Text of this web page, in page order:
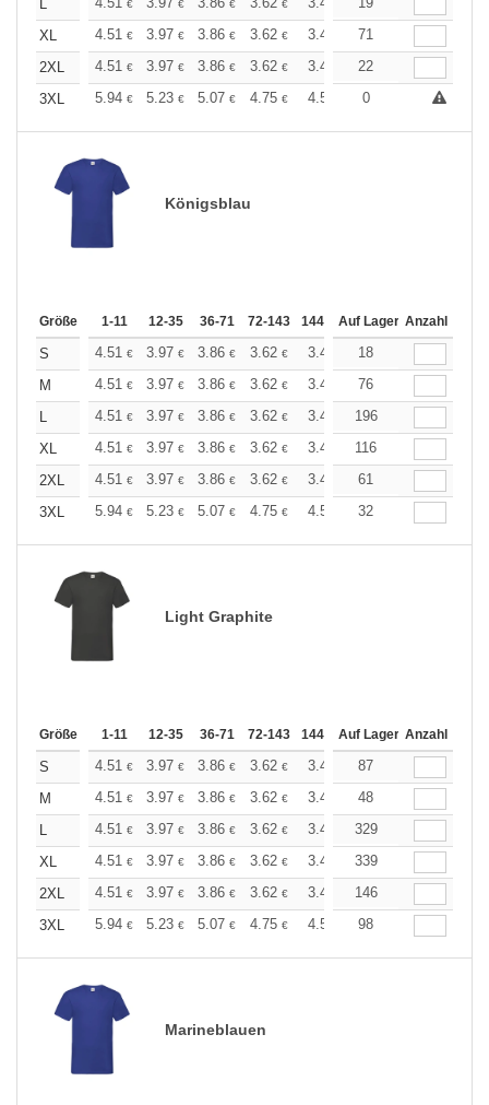
L
€ € € €
XL
4.51 € 3.97 € 3.86 € 3.62 € 3.44 3.37
71
2XL
4.51 € 3.97 € 3.86 € 3.62 € 3.44 3.37
22
3XL
5.94 € 5.23 € 5.07 € 4.75 € 4.51 4.43 +
0
Königsblau
Größe 1-11 12-35 36-71 72-143 144-287 288 + Mehr
Auf Lager Anzahl
S 4.51 € 3.97 € 3.86 € 3.62 € 3.44 3.37
18
M
4.51 € 3.97 € 3.86 € 3.62 € 3.44 3.37
76
L
4.51 € 3.97 € 3.86 € 3.62 € 3.44 3.37
196
XL
4.51 € 3.97 € 3.86 € 3.62 € 3.44 3.37
116
2XL
4.51 € 3.97 € 3.86 € 3.62 € 3.44 3.37
61
3XL
5.94 € 5.23 € 5.07 € 4.75 € 4.51 4.43
32
Light Graphite
Größe 1-11 12-35 36-71 72-143 144-287 288 + Mehr
Auf Lager Anzahl
S 4.51 € 3.97 € 3.86 € 3.62 € 3.44 3.37
87
M
4.51 € 3.97 € 3.86 € 3.62 € 3.44 3.37
48
L
4.51 € 3.97 € 3.86 € 3.62 € 3.44 3.37
329
XL
4.51 € 3.97 € 3.86 € 3.62 € 3.44 3.37
339
2XL
4.51 € 3.97 € 3.86 € 3.62 € 3.44 3.37
146
3XL
5.94 € 5.23 € 5.07 € 4.75 € 4.51 4.43
98
Marineblauen